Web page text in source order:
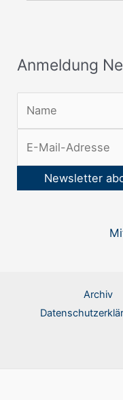
Anmeldung
l
e
Archiv